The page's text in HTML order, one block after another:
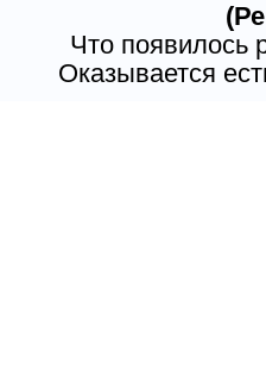
Что появилось
Оказывается